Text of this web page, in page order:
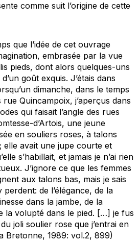
comme suit l’origine de cette
que l’idée de cet ouvrage
embrasée par la vue
pieds, dont alors quelques-uns
goût exquis. J’étais dans
dimanche, dans le temps
rue Quincampoix, j’aperçus dans
qui faisait l’angle des rues
d’Artois, une jeune
en souliers roses, à talons
elle avait une jupe courte et
s’habillait, et jamais je n’ai rien
J’ignore ce que les femmes
aux talons bas, mais je sais
perdent: de l’élégance, de la
dans la jambe, de la
la volupté dans le pied. […] je fus
joli soulier rose que j’entrai en
Bretonne, 1989: vol.2, 899)